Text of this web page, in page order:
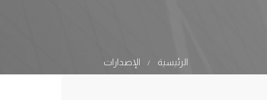
الرئيسية / الإصدارات